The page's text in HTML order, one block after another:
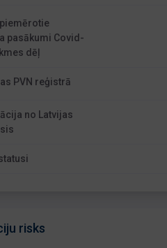
pasākumi Covid-
dēļ
PVN reģistrā
no Latvijas
risks